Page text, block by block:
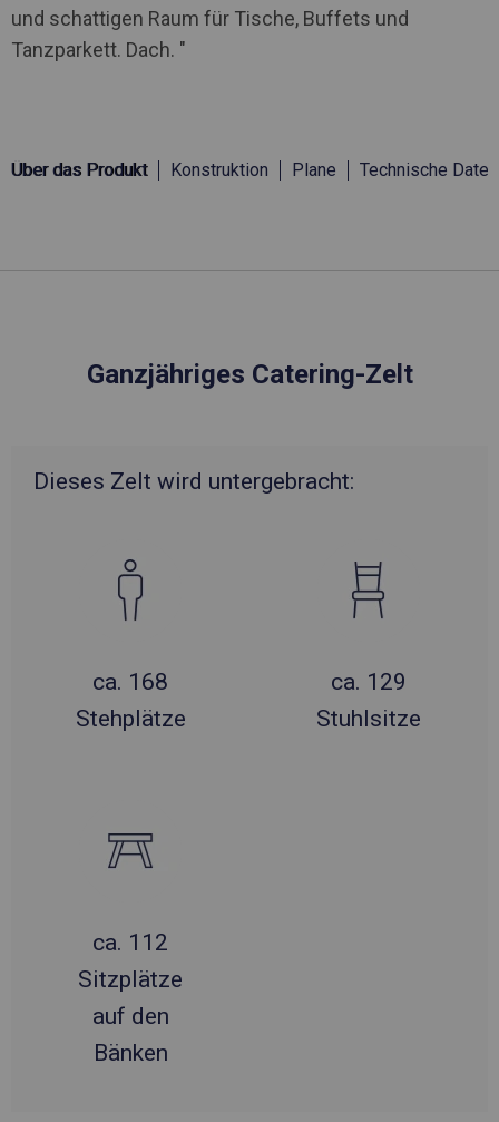
und schattigen Raum für Tische, Buffets und
Tanzparkett. Dach. "
Über das Produkt Konstruktion Plane Technische Daten
Ganzjähriges Catering-Zelt
Dieses Zelt wird untergebracht:
ca. 168
Stehplätze
ca. 129
Stuhlsitze
ca. 112
Sitzplätze
auf den
Bänken